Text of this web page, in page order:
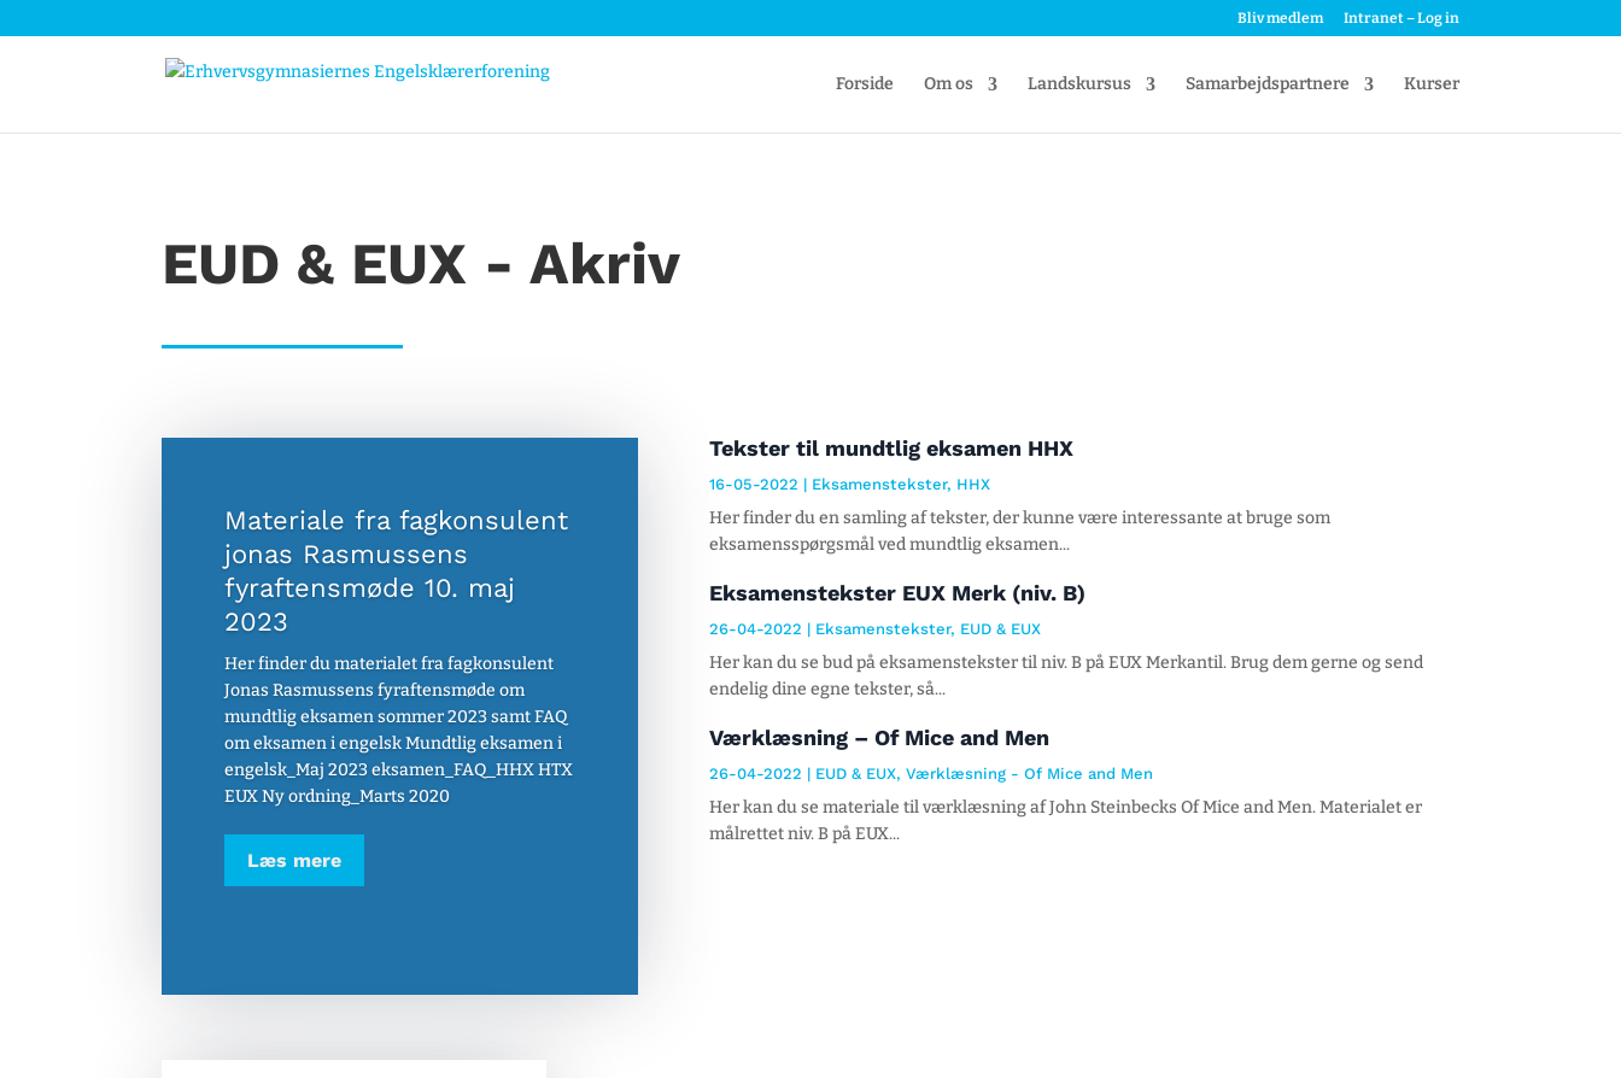
Bliv medlem Intranet – Log in
Forside Om os Landskursus Samarbejdspartnere Kurser
EUD & EUX - Akriv
Materiale fra fagkonsulent
jonas Rasmussens
fyraftensmøde 10. maj
2023
Her finder du materialet fra fagkonsulent
Jonas Rasmussens fyraftensmøde om
mundtlig eksamen sommer 2023 samt FAQ
om eksamen i engelsk Mundtlig eksamen i
engelsk_Maj 2023 eksamen_FAQ_HHX HTX
EUX Ny ordning_Marts 2020
Læs mere
Tekster til mundtlig eksamen HHX
16-05-2022 | Eksamenstekster, HHX
Her finder du en samling af tekster, der kunne være interessante at bruge som
eksamensspørgsmål ved mundtlig eksamen...
Eksamenstekster EUX Merk (niv. B)
26-04-2022 | Eksamenstekster, EUD & EUX
Her kan du se bud på eksamenstekster til niv. B på EUX Merkantil. Brug dem gerne og send
endelig dine egne tekster, så...
Værklæsning – Of Mice and Men
26-04-2022 | EUD & EUX,Værklæsning - Of Mice and Men
Her kan du se materiale til værklæsning af John Steinbecks Of Mice and Men. Materialet er
målrettet niv. B på EUX...